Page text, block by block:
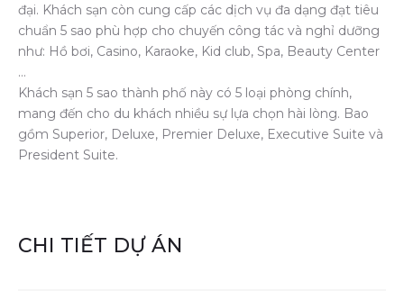
đại. Khách sạn còn cung cấp các dịch vụ đa dạng đạt tiêu
chuẩn 5 sao phù hợp cho chuyến công tác và nghỉ dưỡng
như: Hồ bơi, Casino, Karaoke, Kid club, Spa, Beauty Center
…
Khách sạn 5 sao thành phố này có 5 loại phòng chính,
mang đến cho du khách nhiều sự lựa chọn hài lòng. Bao
gồm Superior, Deluxe, Premier Deluxe, Executive Suite và
President Suite.
CHI TIẾT DỰ ÁN